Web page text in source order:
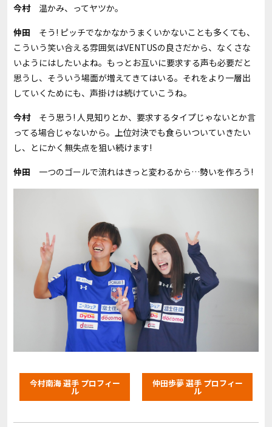
今村温かみ、ってヤツか。
仲田 そう! ピッチでなかなかうまくいかないことも多くても、
こういう笑い合える雰囲気はVENTUSの良さだから、なくさな
いようにはしたいよね。もっとお互いに要求する声も必要だと
思うし、そういう場面が増えてきてはいる。それをより一層出
していくためにも、声掛けは続けていこうね。
今村そう思う! 人見知りとか、要求するタイプじゃないとか言
ってる場合じゃないから。上位対決でも食らいついていきたい
し、とにかく無失点を狙い続けます!
仲田 一つのゴールで流れはきっと変わるから…勢いを作ろう!
今村南海 選手 プロフィー
ル
仲田歩夢 選手 プロフィー
ル